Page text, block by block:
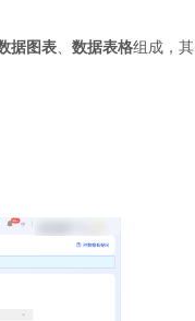
据图表 数据表格组成，其